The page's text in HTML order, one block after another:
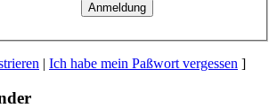
Anmeldung
| Ich habe mein Paßwort vergessen ]